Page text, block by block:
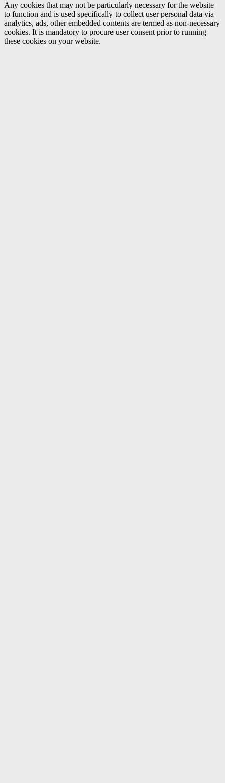
Any cookies that may not be particularly necessary for the website
to function and is used specifically to collect user personal data via
analytics, ads, other embedded contents are termed as non-necessary
cookies. It is mandatory to procure user consent prior to running
these cookies on your website.